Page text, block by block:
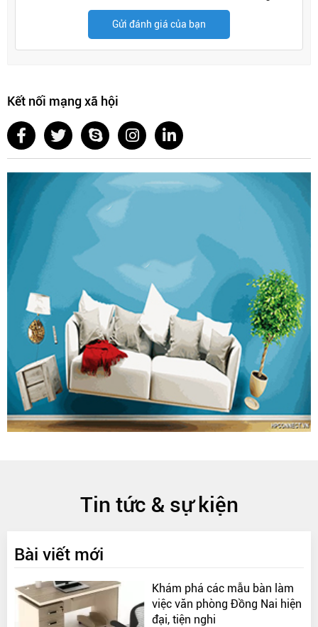
Gửi đánh giá của bạn
Kết nối mạng xã hội
Tin tức & sự kiện
Bài viết mới
Khám phá các mẫu bàn làm
việc văn phòng Đồng Nai hiện
đại, tiện nghi